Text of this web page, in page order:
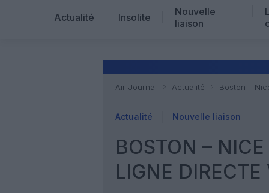
Actualité Insolite
Nouvelle
liaison
Air Journal Actualité Boston –
Actualité Nouvelle liaison
BOSTON –
LIGNE DIRECTE